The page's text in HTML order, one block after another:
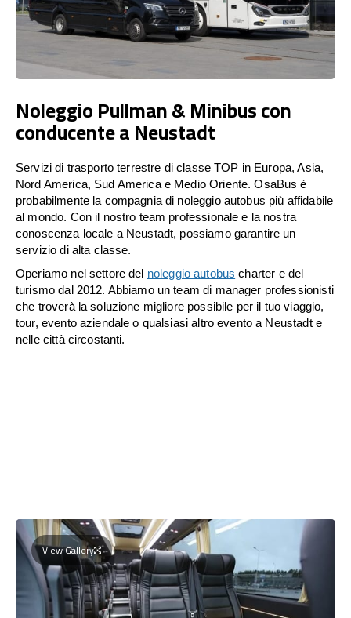
Noleggio Pullman & Minibus con
conducente a Neustadt
Servizi di trasporto terrestre di classe TOP in Europa, Asia,
Nord America, Sud America e Medio Oriente. OsaBus è
probabilmente la compagnia di noleggio autobus più affidabile
al mondo. Con il nostro team professionale e la nostra
conoscenza locale a Neustadt, possiamo garantire un
servizio di alta classe.
Operiamo nel settore del noleggio autobus charter e del
turismo dal 2012. Abbiamo un team di manager professionisti
che troverà la soluzione migliore possibile per il tuo viaggio,
tour, evento aziendale o qualsiasi altro evento a Neustadt e
nelle città circostanti.
View Gallery